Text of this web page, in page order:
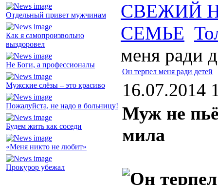
Отдельный привет мужчинам
Как я самопроизвольно
выздоровел
Не Боги, а профессионалы
Мужские слёзы – это красиво
Пожалуйста, не надо в больницу!
Будем жить как соседи
«Меня никто не любит»
Прокурор убежал
СВЕЖИЙ
СЕМЬЕ
меня ради
Он терпел меня ради детей
16.07.2014
Муж не
мила